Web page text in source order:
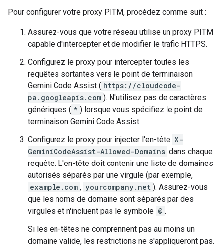
Pour configurer votre proxy PITM, procédez comme suit :
Assurez-vous que votre réseau utilise un proxy PITM
capable d'intercepter et de modifier le trafic HTTPS.
Configurez le proxy pour intercepter toutes les
requêtes sortantes vers le point de terminaison
Gemini Code Assist ( https://cloudcode-
pa.googleapis.com ). N'utilisez pas de caractères
génériques ( * ) lorsque vous spécifiez le point de
terminaison Gemini Code Assist.
Configurez le proxy pour injecter l'en-tête X-
GeminiCodeAssist-Allowed-Domains dans chaque
requête. L'en-tête doit contenir une liste de domaines
autorisés séparés par une virgule (par exemple,
example.com , yourcompany.net ). Assurez-vous
que les noms de domaine sont séparés par des
virgules et n'incluent pas le symbole @ .
Si les en-têtes ne comprennent pas au moins un
domaine valide, les restrictions ne s'appliqueront pas.